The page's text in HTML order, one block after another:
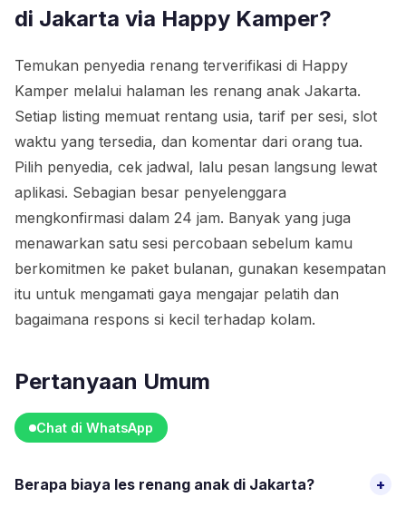
di Jakarta via Happy Kamper?
Temukan penyedia renang terverifikasi di Happy
Kamper melalui halaman les renang anak Jakarta.
Setiap listing memuat rentang usia, tarif per sesi, slot
waktu yang tersedia, dan komentar dari orang tua.
Pilih penyedia, cek jadwal, lalu pesan langsung lewat
aplikasi. Sebagian besar penyelenggara
mengkonfirmasi dalam 24 jam. Banyak yang juga
menawarkan satu sesi percobaan sebelum kamu
berkomitmen ke paket bulanan, gunakan kesempatan
itu untuk mengamati gaya mengajar pelatih dan
bagaimana respons si kecil terhadap kolam.
Pertanyaan Umum
Chat di WhatsApp
Berapa biaya les renang anak di Jakarta? +